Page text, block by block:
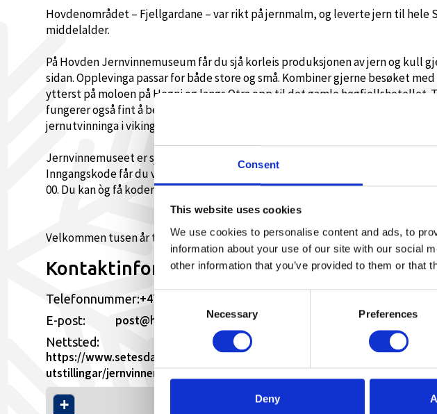
Consent
This website uses cookies
We use cookies to personalise content and ads, to
information about your use of our site with our social
other information that you’ve provided to them or that
Consent
Necessary Preferences
Deny
Hovdenområdet – Fjellgardane – var rikt på jernmalm, og leverte jern til hele
middelalder.
På Hovden Jernvinnemuseum får du sjå korleis produksjonen av jern og kull
sidan. Opplevinga passar for både store og små. Kombiner gjerne besøket
ytterst på moloen på Hegni og langs Otra opp til det gamle høgfjellshotellet.
fungerer også fint å berre gå delar av turen. Langs turvegen er det skilt ved
jernutvinninga i vikingtida, men også om villreinen og anna historie som har
Jernvinnemuseet er sjølvbetent, og det er gratis inngang.
Inngangskode får du ved å kontakte turistkontoret på tlf. 482 27 235 eller
00. Du kan òg få koden i kiosken på Hegni, når denne er open.
Velkommen tusen år tilbake i tida!
Kontaktinformasjon
Telefonnummer:+47 482 27 235
E-post: post@hovden.com
Nettsted:
https://www.setesdalsmuseet.no/faste-
utstillingar/jernvinnemuseet-pa-hovden/
+